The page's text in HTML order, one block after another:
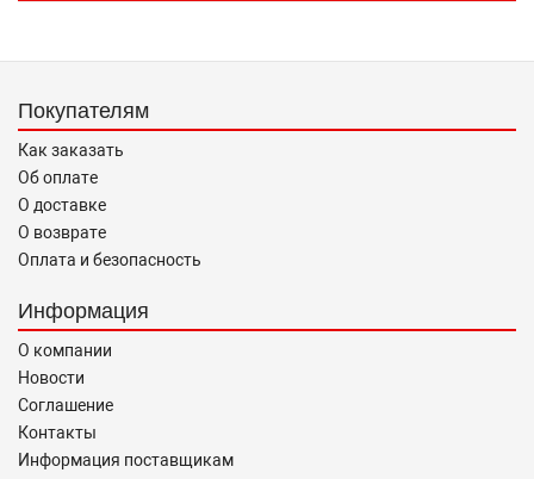
«О защите прав потребителей».
Покупателям
Как заказать
Об оплате
О доставке
О возврате
Оплата и безопасность
Информация
О компании
Новости
Соглашение
Контакты
Информация поставщикам